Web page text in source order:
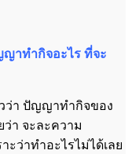
ญาทำกิจอะไร ที่จะ
ว่า ปัญญาทำกิจของ
า จะละความ
ะว่าทำอะไรไม่ได้เลย